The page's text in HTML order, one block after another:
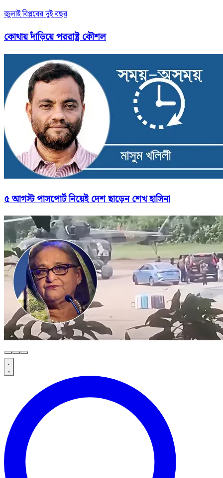
জুলাই বিপ্লবের দুই বছর
কোথায় দাঁড়িয়ে পররাষ্ট্র কৌশল
৫ আগস্ট পাসপোর্ট নিয়েই দেশ ছাড়েন শেখ হাসিনা